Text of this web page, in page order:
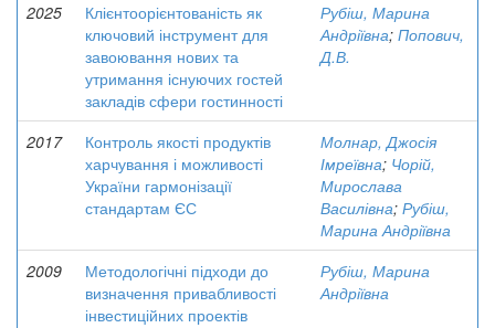
2025
Клієнтоорієнтованість як
ключовий інструмент для
завоювання нових та
утримання існуючих гостей
закладів сфери гостинності
Рубіш, Марина
Андріївна; Попович,
Д.В.
2017
Контроль якості продуктів
харчування і можливості
України гармонізації
стандартам ЄС
Молнар, Джосія
Імреївна; Чорій,
Мирослава
Василівна; Рубіш,
Марина Андріївна
2009
Методологічні підходи до
визначення привабливості
інвестиційних проектів
Рубіш, Марина
Андріївна